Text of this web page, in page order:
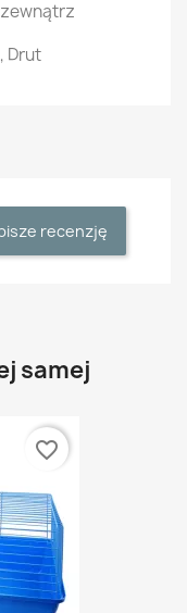
Drut
recenzję
samej
favorite_border